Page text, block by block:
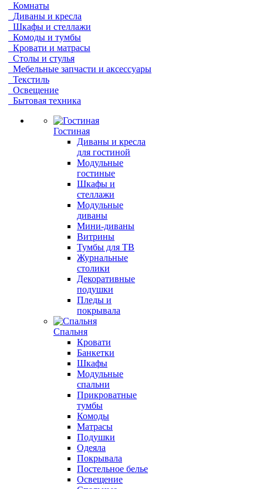
Комнаты
Диваны и кресла
Шкафы и стеллажи
Комоды и тумбы
Кровати и матрасы
Столы и стулья
Мебельные запчасти и аксессуары
Текстиль
Освещение
Бытовая техника
Гостиная
Диваны и кресла
для гостиной
Модульные
гостиные
Шкафы и
стеллажи
Модульные
диваны
Мини-диваны
Витрины
Тумбы для ТВ
Журнальные
столики
Декоративные
подушки
Пледы и
покрывала
Спальня
Кровати
Банкетки
Шкафы
Модульные
спальни
Прикроватные
тумбы
Комоды
Матрасы
Подушки
Одеяла
Покрывала
Постельное белье
Освещение